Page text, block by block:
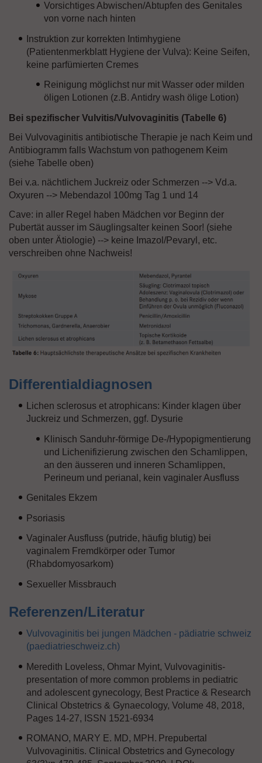
Vorsichtiges Abwischen/Abtupfen des Genitales
von vorne nach hinten
Instruktion zur korrekten Intimhygiene
(Patientenmerkblatt Hygiene der Vulva): Keine Seifen,
keine parfümierten Cremes
Reinigung möglichst nur mit Wasser oder milden
öligen Lotionen (z.B. Antidry wash ölige Lotion)
Bei spezifischer Vulvitis/Vulvovaginitis (Tabelle 6)
Bei Vulvovaginitis antibiotische Therapie je nach Keim und
Antibiogramm falls Wachstum von pathogenem Keim
(siehe Tabelle oben)
Bei v.a. nächtlichem Juckreiz oder Schmerzen --> Vd.a.
Oxyuren --> Mebendazol 100mg Tag 1 und 14
Cave: in aller Regel haben Mädchen vor Beginn der
Pubertät ausser im Säuglingsalter keinen Soor! (siehe
oben unter Ätiologie) --> keine Imazol/Pevaryl, etc.
verschreiben ohne Nachweis!
Differentialdiagnosen
Lichen sclerosus et atrophicans: Kinder klagen über
Juckreiz und Schmerzen, ggf. Dysurie
Klinisch Sanduhr-förmige De-/Hypopigmentierung
und Lichenifizierung zwischen den Schamlippen,
an den äusseren und inneren Schamlippen,
Perineum und perianal, kein vaginaler Ausfluss
Genitales Ekzem
Psoriasis
Vaginaler Ausfluss (putride, häufig blutig) bei
vaginalem Fremdkörper oder Tumor
(Rhabdomyosarkom)
Sexueller Missbrauch
Referenzen/Literatur
Vulvovaginitis bei jungen Mädchen - pädiatrie schweiz
(paediatrieschweiz.ch)
Meredith Loveless, Ohmar Myint, Vulvovaginitis-
presentation of more common problems in pediatric
and adolescent gynecology, Best Practice & Research
Clinical Obstetrics & Gynaecology, Volume 48, 2018,
Pages 14-27, ISSN 1521-6934
ROMANO, MARY E. MD, MPH. Prepubertal
Vulvovaginitis. Clinical Obstetrics and Gynecology